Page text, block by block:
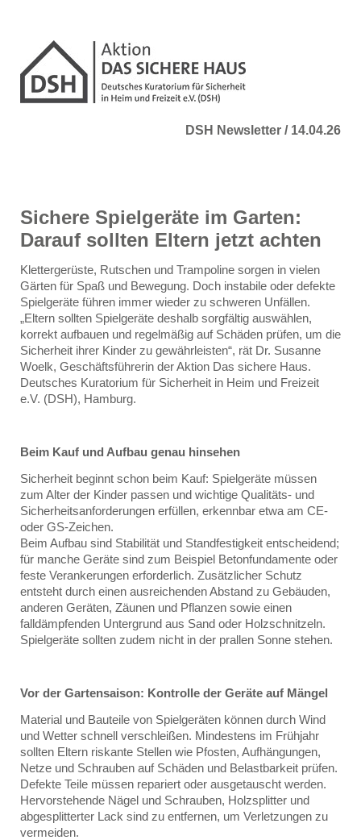
DSH Newsletter / 14.04.26
Sichere Spielgeräte im Garten:
Darauf sollten Eltern jetzt achten
Klettergerüste, Rutschen und Trampoline sorgen in vielen
Gärten für Spaß und Bewegung. Doch instabile oder defekte
Spielgeräte führen immer wieder zu schweren Unfällen.
„Eltern sollten Spielgeräte deshalb sorgfältig auswählen,
korrekt aufbauen und regelmäßig auf Schäden prüfen, um die
Sicherheit ihrer Kinder zu gewährleisten“, rät Dr. Susanne
Woelk, Geschäftsführerin der Aktion Das sichere Haus.
Deutsches Kuratorium für Sicherheit in Heim und Freizeit
e.V. (DSH), Hamburg.
Beim Kauf und Aufbau genau hinsehen
Sicherheit beginnt schon beim Kauf: Spielgeräte müssen
zum Alter der Kinder passen und wichtige Qualitäts- und
Sicherheitsanforderungen erfüllen, erkennbar etwa am CE-
oder GS-Zeichen.
Beim Aufbau sind Stabilität und Standfestigkeit entscheidend;
für manche Geräte sind zum Beispiel Betonfundamente oder
feste Verankerungen erforderlich. Zusätzlicher Schutz
entsteht durch einen ausreichenden Abstand zu Gebäuden,
anderen Geräten, Zäunen und Pflanzen sowie einen
falldämpfenden Untergrund aus Sand oder Holzschnitzeln.
Spielgeräte sollten zudem nicht in der prallen Sonne stehen.
Vor der Gartensaison: Kontrolle der Geräte auf Mängel
Material und Bauteile von Spielgeräten können durch Wind
und Wetter schnell verschleißen. Mindestens im Frühjahr
sollten Eltern riskante Stellen wie Pfosten, Aufhängungen,
Netze und Schrauben auf Schäden und Belastbarkeit prüfen.
Defekte Teile müssen repariert oder ausgetauscht werden.
Hervorstehende Nägel und Schrauben, Holzsplitter und
abgesplitterter Lack sind zu entfernen, um Verletzungen zu
vermeiden.